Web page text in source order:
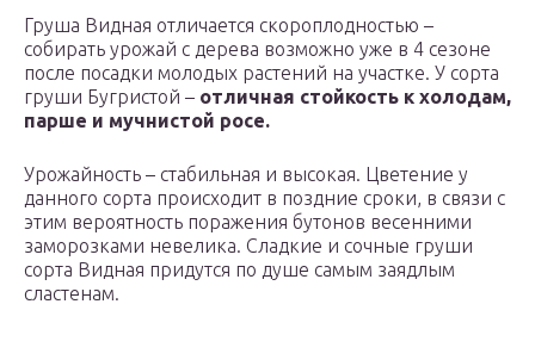
Груша Видная отличается скороплодностью –
собирать урожай с дерева возможно уже в 4 сезоне
после посадки молодых растений на участке. У сорта
груши Бугристой – отличная стойкость к холодам,
парше и мучнистой росе.
Урожайность – стабильная и высокая. Цветение у
данного сорта происходит в поздние сроки, в связи с
этим вероятность поражения бутонов весенними
заморозками невелика. Сладкие и сочные груши
сорта Видная придутся по душе самым заядлым
сластенам.